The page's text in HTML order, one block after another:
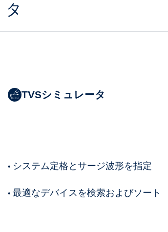
タ
TVSシミュレータ
• システム定格とサージ波形を指定
•最適なデバイスを検索およびソート